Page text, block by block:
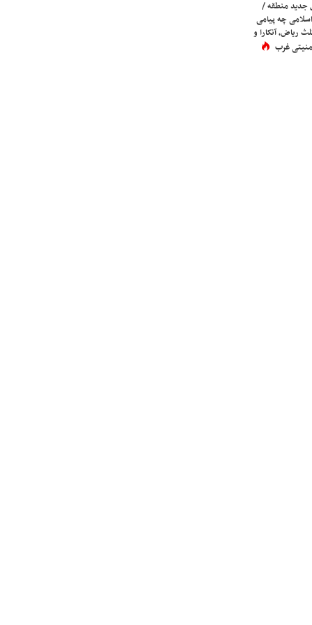
جدید منطقه /
چه پیامی
ریاض، آنکارا و
غرب